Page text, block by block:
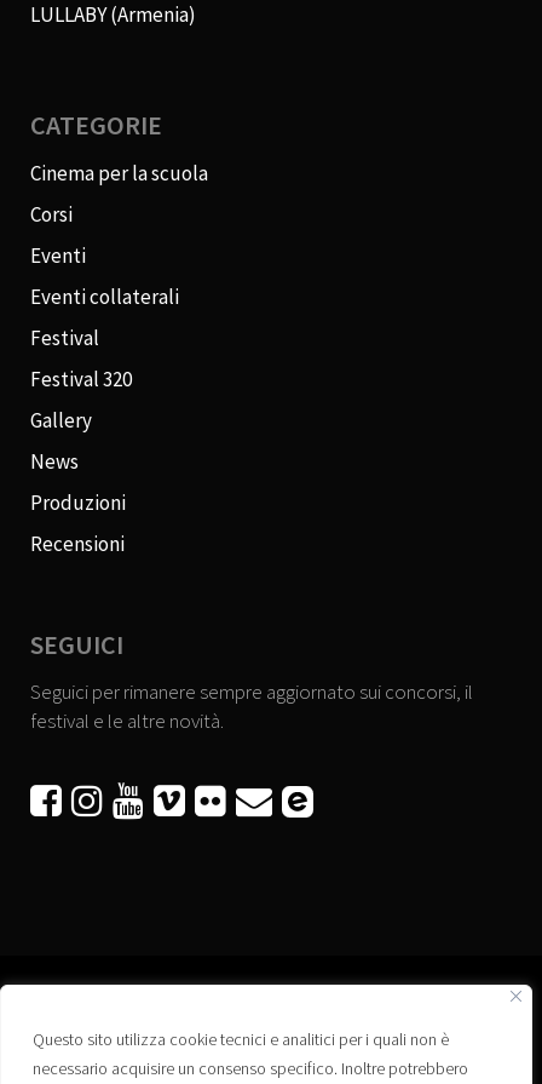
Questo sito utilizza cookie tecnici e analitici per i quali non è
necessario acquisire un consenso specifico. Inoltre potrebbero
LULLABY (Armenia)
CATEGORIE
Cinema per la scuola
Corsi
Eventi
Eventi collaterali
Festival
Festival 320
Gallery
News
Produzioni
Recensioni
SEGUICI
Seguici per rimanere sempre aggiornato sui concorsi, il
festival e le altre novità.
     
Associazione “Corti a Ponte” APS
Via Wagner, 42 - 35020 Ponte San Nicolò (PD)